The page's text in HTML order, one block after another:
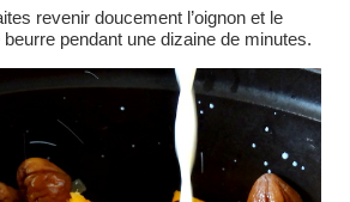
revenir doucement l’oignon et le
pendant une dizaine de minutes.